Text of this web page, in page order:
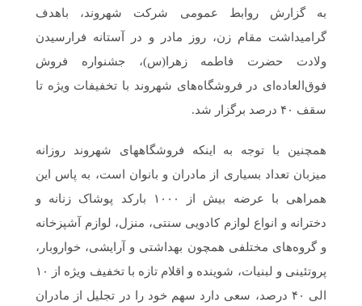
به گزارش روابط عمومی شرکت شهروند، باهدف
گرامیداشت مقام زن، روز مادر و در آستانه فرارسیدن
ولادت حضرت فاطمه زهرا(س)، جشنواره فروش
فوق‌العاده‌ای در فروشگاه‌های شهروند با تخفیفات ویژه تا
سقف ۴۰ درصد برگزار شد.
همچنین با توجه به اینکه فروشگاههای شهروند روزانه
میزبان تعداد بسیاری از مادران و بانوان است، به پاس این
همراهی با عرضه بیش از ۱۰۰۰ بارکد پوشاک زنانه و
دخترانه و انواع لوازم کادویی سنتی، منزل، لوازم آشپزخانه
و گروه‌های مختلفی همچون بهداشتی و آرایشی، خواروبار،
پروتئینی و لبنیات، شوینده و اقلام تازه با تخفیف ویژه از ۱۰
الی ۴۰ درصد، سعی دارد سهم خود را در تجلیل از مادران